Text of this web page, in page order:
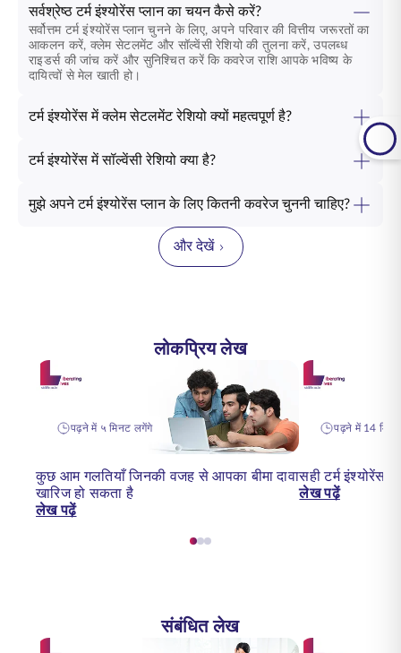
सर्वश्रेष्ठ टर्म इंश्योरेंस प्लान का चयन कैसे करें?
सर्वोत्तम टर्म इंश्योरेंस प्लान चुनने के लिए, अपने परिवार की वित्तीय जरूरतों का
आकलन करें, क्लेम सेटलमेंट और सॉल्वेंसी रेशियो की तुलना करें, उपलब्ध
राइडर्स की जांच करें और सुनिश्चित करें कि कवरेज राशि आपके भविष्य के
दायित्वों से मेल खाती हो।
टर्म इंश्योरेंस में क्लेम सेटलमेंट रेशियो क्यों महत्वपूर्ण है?
टर्म इंश्योरेंस में सॉल्वेंसी रेशियो क्या है?
मुझे अपने टर्म इंश्योरेंस प्लान के लिए कितनी कवरेज चुननी चाहिए?
और देखें
लोकप्रिय लेख
पढ़ने में ५ मिनट लगेंगे
कुछ आम गलतियाँ जिनकी वजह से आपका बीमा दावा
खारिज हो सकता है
लेख पढ़ें
पढ़ने में 14
सही टर्म इंश्योरेंस
लेख पढ़ें
संबंधित लेख